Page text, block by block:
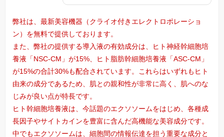
弊社は、最新美容機器（クライオ付きエレクトロポレーショ
ン）を無料で提供しております。
また、弊社の提供する導入液の有効成分は、ヒト神経幹細胞培
養液「NSC-CM」が15%、ヒト脂肪幹細胞培養液「ASC-CM」
が15%の合計30%も配合されています。これらはいずれもヒト
由来の成分であるため、肌との親和性が非常に高く、肌へのな
じみが良い点が特長です。
ヒト幹細胞培養液は、今話題のエクソソームをはじめ、各種成
長因子やサイトカインを豊富に含んだ高機能な美容成分です。
中でもエクソソームは、細胞間の情報伝達を担う重要な成分と